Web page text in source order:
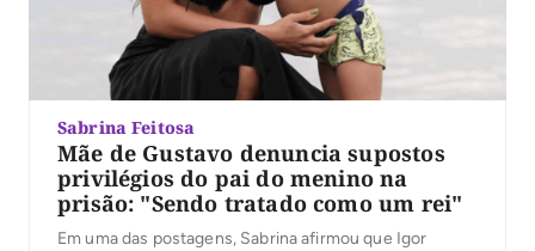
Sabrina Feitosa
Mãe de Gustavo denuncia supostos
privilégios do pai do menino na
prisão: "Sendo tratado como um rei"
Em uma das postagens, Sabrina afirmou que Igor